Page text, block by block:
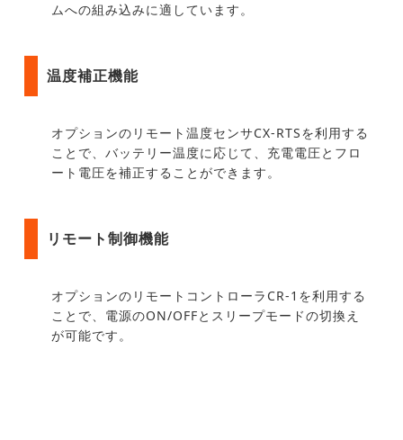
ムへの組み込みに適しています。
温度補正機能
オプションのリモート温度センサCX-RTSを利用する
ことで、バッテリー温度に応じて、充電電圧とフロ
ート電圧を補正することができます。
リモート制御機能
オプションのリモートコントローラCR-1を利用する
ことで、電源のON/OFFとスリープモードの切換え
が可能です。